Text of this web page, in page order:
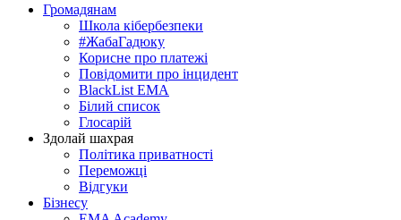
Громадянам
Школа кібербезпеки
#ЖабаГадюку
Корисне про платежі
Повідомити про інцидент
BlackList EMA
Білий список
Глосарій
Здолай шахрая
Політика приватності
Переможцi
Відгуки
Бізнесу